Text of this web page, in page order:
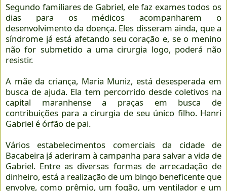
Segundo familiares de Gabriel, ele faz exames todos os
dias para os médicos acompanharem o
desenvolvimento da doença. Eles disseram ainda, que a
síndrome já está afetando seu coração e, se o menino
não for submetido a uma cirurgia logo, poderá não
resistir.
A mãe da criança, Maria Muniz, está desesperada em
busca de ajuda. Ela tem percorrido desde coletivos na
capital maranhense a praças em busca de
contribuições para a cirurgia de seu único filho. Hanri
Gabriel é órfão de pai.
Vários estabelecimentos comerciais da cidade de
Bacabeira já aderiram à campanha para salvar a vida de
Gabriel. Entre as diversas formas de arrecadação de
dinheiro, está a realização de um bingo beneficente que
envolve, como prêmio, um fogão, um ventilador e um